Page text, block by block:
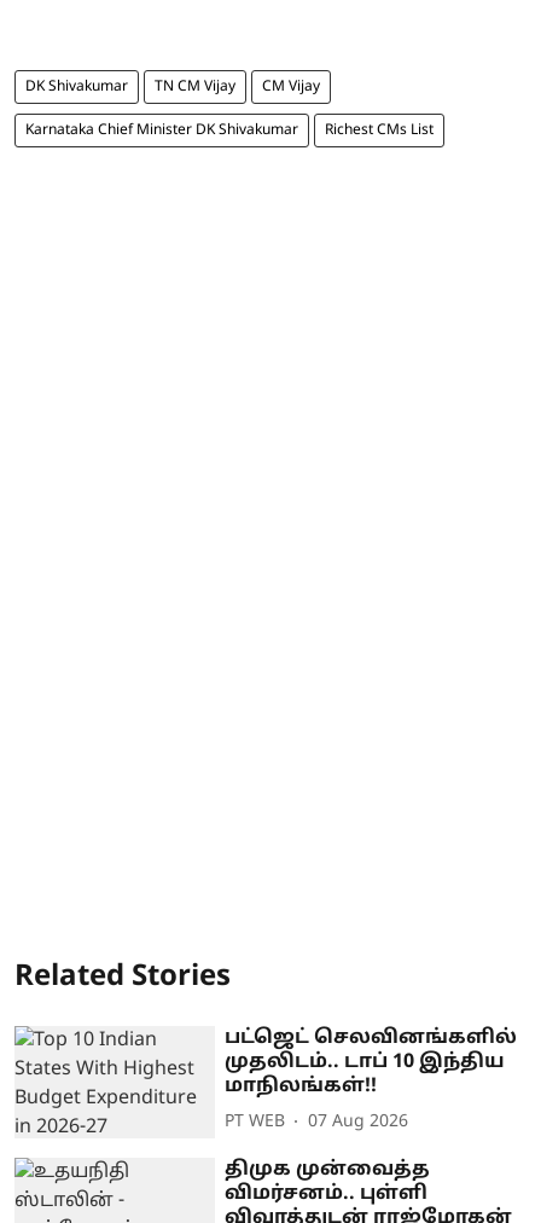
DK Shivakumar TN CM Vijay CM Vijay
Karnataka Chief Minister DK Shivakumar Richest CMs List
Related Stories
பட்ஜெட் செலவினங்களில்
முதலிடம்.. டாப் 10 இந்திய
மாநிலங்கள்!!
PT WEB 07 Aug 2026
திமுக முன்வைத்த
விமர்சனம்.. புள்ளி